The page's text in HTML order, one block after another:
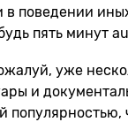
в поведении
пять минут
уже
и
популярностью,